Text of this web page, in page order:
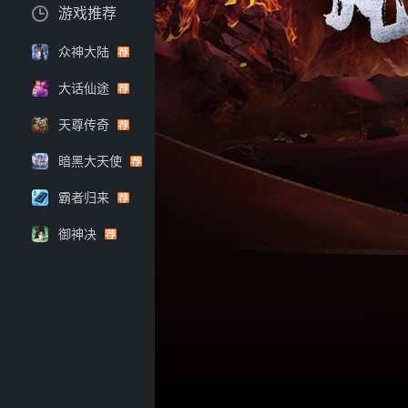
游戏推荐
众神大陆
大话仙途
天尊传奇
暗黑大天使
霸者归来
御神决